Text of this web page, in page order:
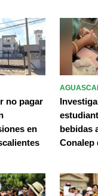
no pagar
en
bebidas
Conalep